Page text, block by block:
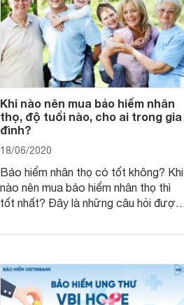
Khi nào nên mua bảo hiểm nhân
thọ, độ tuổi nào, cho ai trong gia
đình?
18/06/2020
Bảo hiểm nhân thọ có tốt không? Khi
nào nên mua bảo hiểm nhân thọ thì
tốt nhất? Đây là những câu hỏi được
trả lời chính xác nhất, bạn hãy tham
khảo bài viết này.